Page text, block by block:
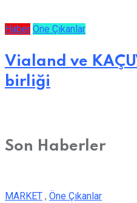
Haber Öne Çıkanlar
Vialand ve
birliği
Son Haberler
MARKET , Öne Çıkanlar